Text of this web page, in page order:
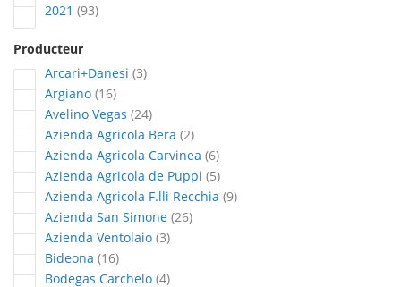
2021 93articles
Producteur
Arcari+Danesi 3articles
Argiano 16articles
Avelino Vegas 24articles
Azienda Agricola Bera 2articles
Azienda Agricola Carvinea 6articles
Azienda Agricola de Puppi 5articles
Azienda Agricola F.lli Recchia 9articles
Azienda San Simone 26articles
Azienda Ventolaio 3articles
Bideona 16articles
Bodegas Carchelo 4articles